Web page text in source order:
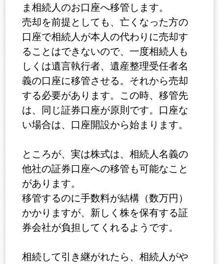
ま相続人のお口座へ移管します。
売却を前提としても、亡くなった方の
口座で相続人が本人の代わりに売却す
ることはできないので、一度相続人も
しくは遺言執行者、遺産整理受任者名
義の口座に移管させる。それから売却
する必要があります。この時、移管先
は、同じ証券口座が原則です。口座な
い場合は、口座開設から始まります。
ところが、実は株式は、相続人名義の
他社の証券口座への移管も可能なこと
があります。
移管するのに手数料が結構（数万円）
かかりますが、新しく株を保有する証
券会社が負担してくれるようです。
相続して引き継がれたら、相続人がや